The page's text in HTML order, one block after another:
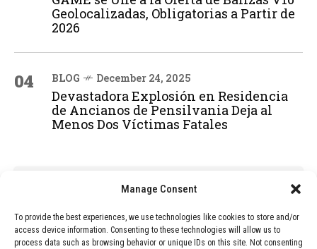
Manage Consent
To provide the best experiences, we use technologies like cookies to store and/or
access device information. Consenting to these technologies will allow us to
process data such as browsing behavior or unique IDs on this site. Not consenting
Geolocalizadas, Obligatorias a Partir de
2026
04 BLOG December 24, 2025
Devastadora Explosión en Residencia
de Ancianos de Pensilvania Deja al
Menos Dos Víctimas Fatales